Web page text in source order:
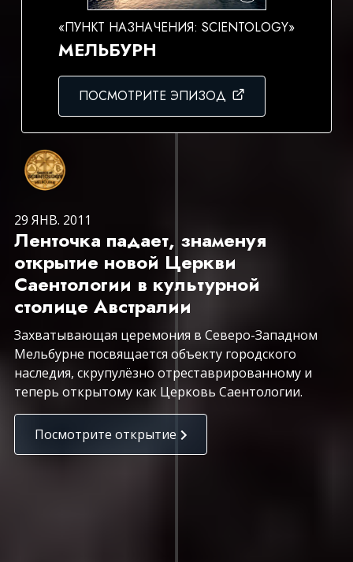
«ПУНКТ НАЗНАЧЕНИЯ: SCIENTOLOGY»
МЕЛЬБУРН
ПОСМОТРИТЕ ЭПИЗОД
29 ЯНВ. 2011
Ленточка падает, знаменуя
открытие новой Церкви
Саентологии в культурной
столице Австралии
Захватывающая церемония в Северо-Западном
Мельбурне посвящается объекту городского
наследия, скрупулёзно отреставрированному и
теперь открытому как Церковь Саентологии.
Посмотрите открытие